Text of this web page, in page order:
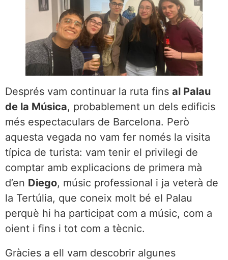
Després vam continuar la ruta fins al Palau
de la Música, probablement un dels edificis
més espectaculars de Barcelona. Però
aquesta vegada no vam fer només la visita
típica de turista: vam tenir el privilegi de
comptar amb explicacions de primera mà
d’en Diego, músic professional i ja veterà de
la Tertúlia, que coneix molt bé el Palau
perquè hi ha participat com a músic, com a
oient i fins i tot com a tècnic.
Gràcies a ell vam descobrir algunes